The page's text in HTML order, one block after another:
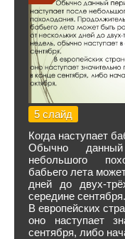
5 слайд
Когда наступает
Обычно
небольшого
бабьего лета
дней до двух-
середине сентября.
В европейских
оно наступает
сентября, либо